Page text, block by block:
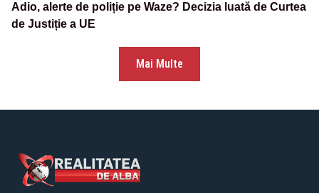
Adio, alerte de poliție pe Waze? Decizia luată de Curtea
de Justiție a UE
Mai Multe